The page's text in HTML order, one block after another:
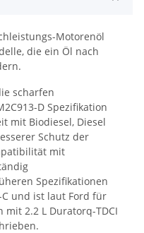
Motorenöl
die ein Öl nach
scharfen
D Spezifikation
mit Biodiesel, Diesel
Schutz der
mit
Spezifikationen
C und ist laut Ford für
2.2 L Duratorq-TDCI